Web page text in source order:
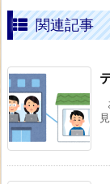
関連記事